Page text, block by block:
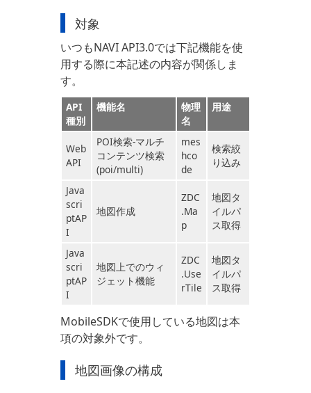
対象
いつもNAVI API3.0では下記機能を使
用する際に本記述の内容が関係しま
す。
API
種別
機能名
物理
名
用途
Web
API
POI検索-マルチ
コンテンツ検索
(poi/multi)
mes
hco
de
検索絞
り込み
Java
scri
ptAP
I
地図作成
ZDC
.Ma
p
地図タ
イルパ
ス取得
Java
scri
ptAP
I
地図上でのウィ
ジェット機能
ZDC
.Use
rTile
地図タ
イルパ
ス取得
MobileSDKで使用している地図は本
項の対象外です。
地図画像の構成